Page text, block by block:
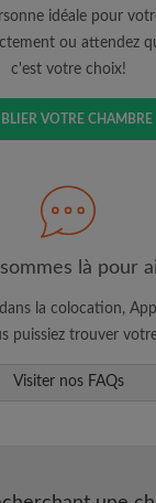
chambres et les
vos recherches
à vos
de visites
propriétaires et
idéale pour
ou attendez
c'est votre choix!
VOTRE CHAMBRE
là pour
la colocation,
puissiez trouver
Visiter nos FAQs